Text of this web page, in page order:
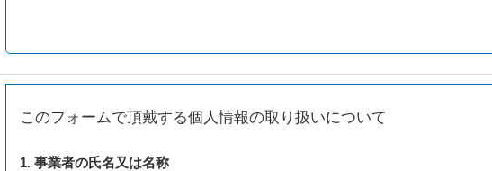
このフォームで頂戴する個人情報の取り扱いについて
1. 事業者の氏名又は名称